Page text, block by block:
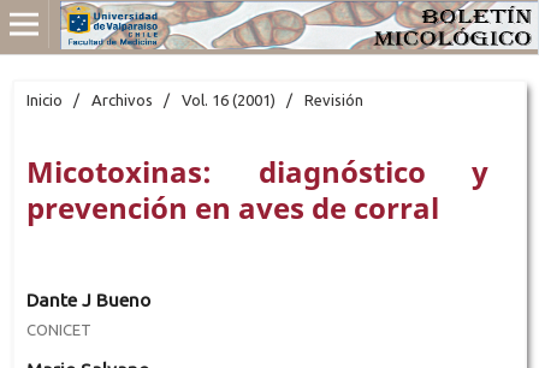
Inicio / Archivos / Vol. 16 (2001) / Revisión
Micotoxinas: diagnóstico y
prevención en aves de corral
Dante J Bueno
CONICET